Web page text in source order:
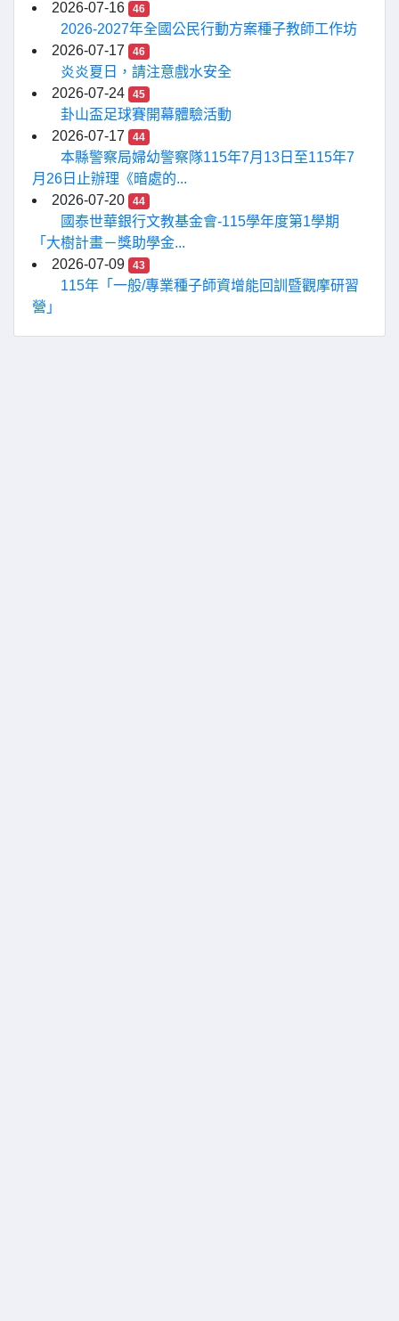
2026-07-16
46
2026-2027年全國公民行動方案種子教師工作坊
2026-07-17
46
炎炎夏日，請注意戲水安全
2026-07-24
45
卦山盃足球賽開幕體驗活動
2026-07-17
44
本縣警察局婦幼警察隊115年7月13日至115年7
月26日止辦理《暗處的...
2026-07-20
44
國泰世華銀行文教基金會-115學年度第1學期
「大樹計畫－獎助學金...
2026-07-09
43
115年「一般/專業種子師資增能回訓暨觀摩研習
營」